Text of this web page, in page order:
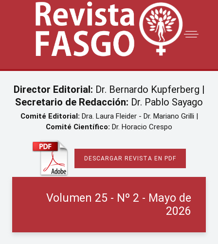
Director Editorial: Dr. Bernardo Kupferberg |
Secretario de Redacción: Dr. Pablo Sayago
Comité Editorial: Dra. Laura Fleider - Dr. Mariano Grilli |
Comité Científico: Dr. Horacio Crespo
DESCARGAR REVISTA EN PDF
Volumen 25 - Nº 2 - Mayo de
2026